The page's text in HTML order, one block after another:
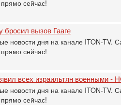
сейчас!
бросил вызов Гааге
новости дня на канале ITON-TV.
сейчас!
всех израильтян военными
новости дня на канале ITON-TV.
сейчас!